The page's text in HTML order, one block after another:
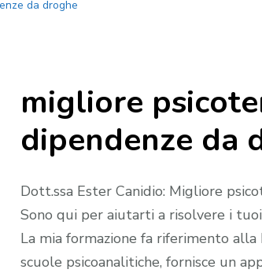
da droghe
migliore
dipendenze da
Dott.ssa Ester Canidio: Migliore
Sono qui per aiutarti a risolvere i
La mia formazione fa riferimento
scuole psicoanalitiche, fornisce un